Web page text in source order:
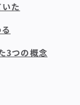
た
3つの概念